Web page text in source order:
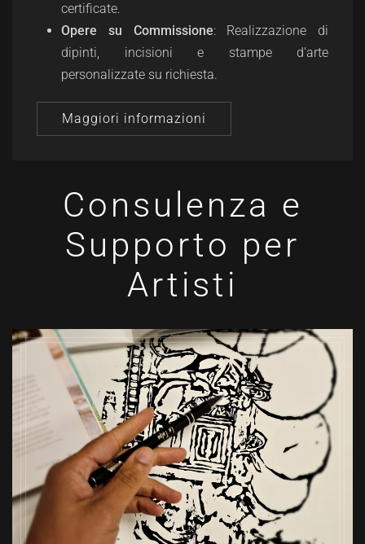
certificate.
Opere su Commissione: Realizzazione di
dipinti, incisioni e stampe d’arte
personalizzate su richiesta.
Maggiori informazioni
Consulenza e
Supporto per
Artisti